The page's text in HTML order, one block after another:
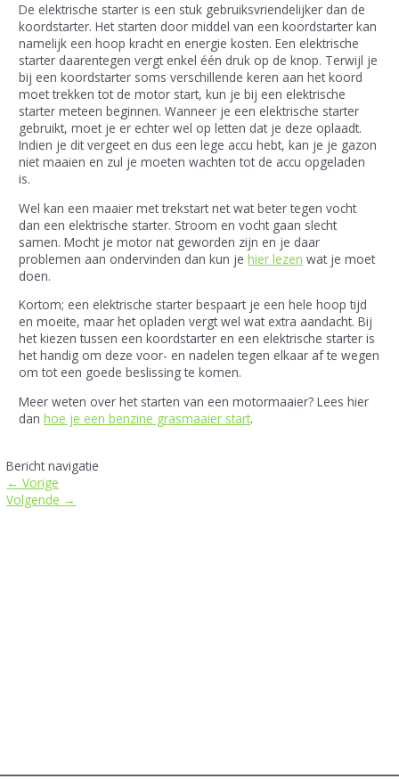
De elektrische starter is een stuk gebruiksvriendelijker dan de
koordstarter. Het starten door middel van een koordstarter kan
namelijk een hoop kracht en energie kosten. Een elektrische
starter daarentegen vergt enkel één druk op de knop. Terwijl je
bij een koordstarter soms verschillende keren aan het koord
moet trekken tot de motor start, kun je bij een elektrische
starter meteen beginnen. Wanneer je een elektrische starter
gebruikt, moet je er echter wel op letten dat je deze oplaadt.
Indien je dit vergeet en dus een lege accu hebt, kan je je gazon
niet maaien en zul je moeten wachten tot de accu opgeladen
is.
Wel kan een maaier met trekstart net wat beter tegen vocht
dan een elektrische starter. Stroom en vocht gaan slecht
samen. Mocht je motor nat geworden zijn en je daar
problemen aan ondervinden dan kun jehier lezen wat je moet
doen.
Kortom; een elektrische starter bespaart je een hele hoop tijd
en moeite, maar het opladen vergt wel wat extra aandacht. Bij
het kiezen tussen een koordstarter en een elektrische starter is
het handig om deze voor- en nadelen tegen elkaar af te wegen
om tot een goede beslissing te komen.
Meer weten over het starten van een motormaaier? Lees hier
danhoe je een benzine grasmaaier start.
Bericht navigatie
← Vorige
Volgende →